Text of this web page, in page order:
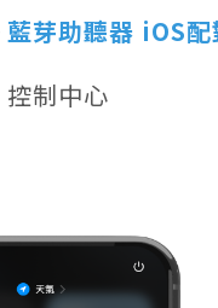
藍芽助聽器 iOS
制中心